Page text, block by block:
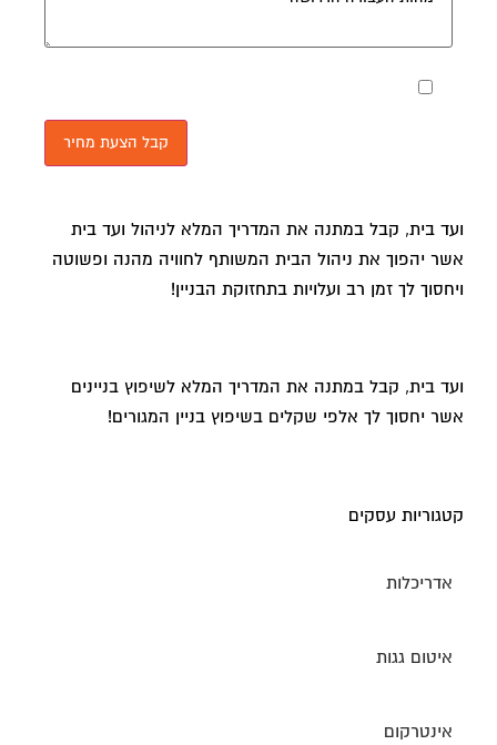
ועד בית, קבל במתנה את המדריך המלא לניהול ועד בית
אשר יהפוך את ניהול הבית המשותף לחוויה מהנה ופשוטה
ויחסוך לך זמן רב ועלויות בתחזוקת הבניין!
ועד בית, קבל במתנה את המדריך המלא לשיפוץ בניינים
אשר יחסוך לך אלפי שקלים בשיפוץ בניין המגורים!
קטגוריות עסקים
אדריכלות
איטום גגות
אינטרקום